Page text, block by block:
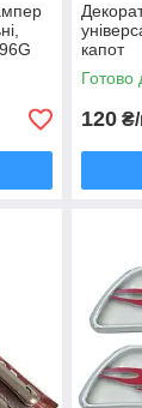
капот
Готово
120 ₴/